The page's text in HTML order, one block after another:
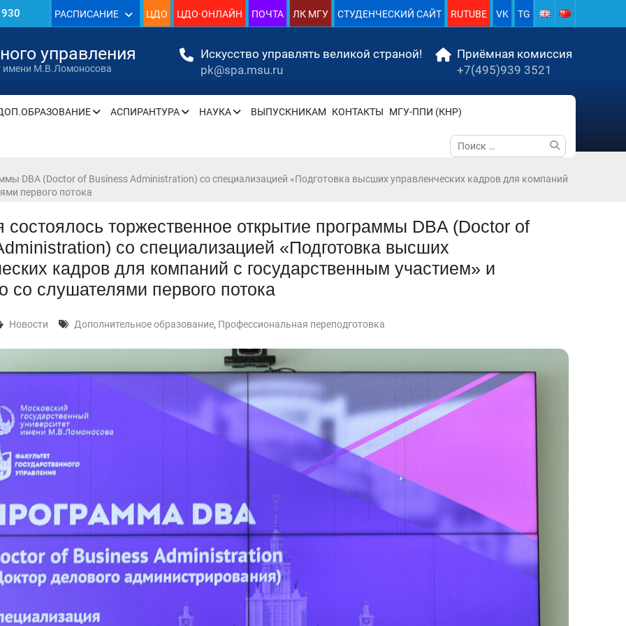
—
—
—
—
РАСПИСАНИЕ ЦДО ЦДО·ОНЛАЙН ПОЧТА ЛК МГУ СТУДЕНЧЕСКИЙ САЙТ RUTUBE VK TG
управления
имени М.В.Ломоносова
Искусство управлять великой страной!
pk@spa.msu.ru
Приёмная комиссия
+7(495)939 3521
АСПИРАНТУРА НАУКА ВЫПУСКНИКАМ КОНТАКТЫ МГУ-ППИ (КНР)
Поиск
по:
DBA (Doctor of Business Administration) со специализацией «Подготовка высших управленческих кадров для компаний
первого потока
состоялось торжественное открытие программы DBA (Doctor of
со специализацией «Подготовка высших
кадров для компаний с государственным участием» и
со слушателями первого потока
Новости Дополнительное образование, Профессиональная переподготовка